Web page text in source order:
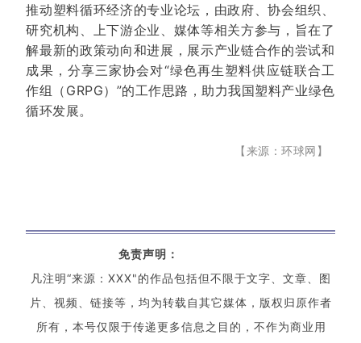
推动塑料循环经济的专业论坛，由政府、协会组织、
研究机构、上下游企业、媒体等相关方参与，旨在了
解最新的政策动向和进展，展示产业链合作的尝试和
成果，分享三家协会对“绿色再生塑料供应链联合工
作组（GRPG）”的工作思路，助力我国塑料产业绿色
循环发展。
【来源：环球网 】
免责声明：
凡注明“来源：XXX"的作品包括但不限于文字、文章、图
片、视频、链接等，均为转载自其它媒体，版权归原作者
所有，本号仅限于传递更多信息之目的，不作为商业用